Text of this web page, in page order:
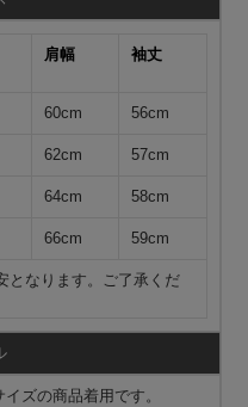
肩幅 袖丈
60cm 56cm
62cm 57cm
64cm 58cm
66cm 59cm
となります。ご了承くだ
ズの商品着用です。